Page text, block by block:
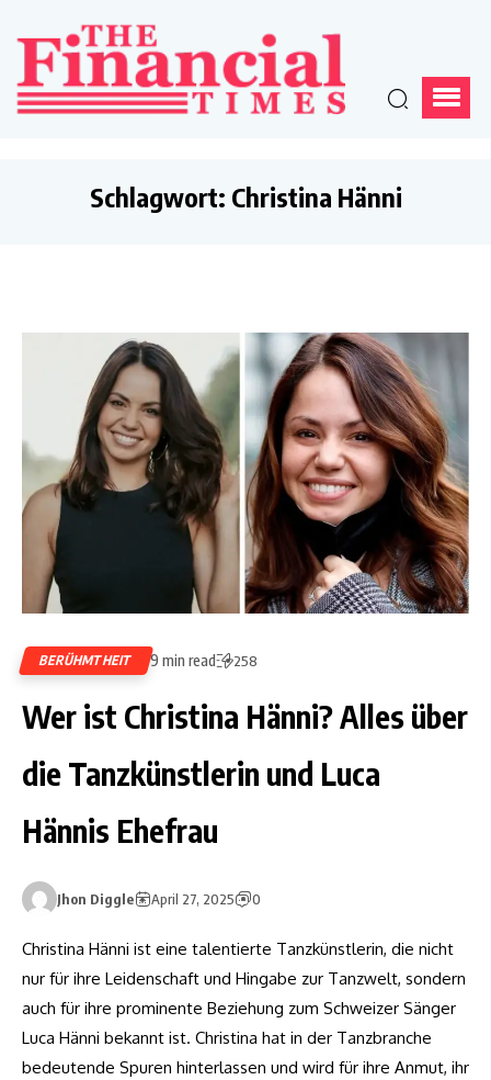
Schlagwort: Christina Hänni
BERÜHMTHEIT 9 min read 258
Wer ist Christina Hänni? Alles über
die Tanzkünstlerin und Luca
Hännis Ehefrau
Jhon Diggle April 27, 2025 0
Christina Hänni ist eine talentierte Tanzkünstlerin, die nicht
nur für ihre Leidenschaft und Hingabe zur Tanzwelt, sondern
auch für ihre prominente Beziehung zum Schweizer Sänger
Luca Hänni bekannt ist. Christina hat in der Tanzbranche
bedeutende Spuren hinterlassen und wird für ihre Anmut, ihr